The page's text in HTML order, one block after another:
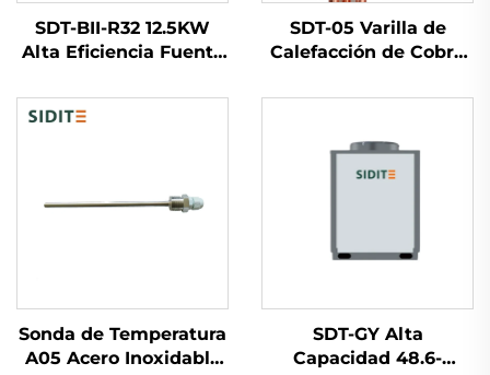
SDT-BII-R32 12.5KW
Alta Eficiencia Fuente
Bomba de Calor
Compresor Inversor
Refrigerante R32
SDT-05 Varilla de
Calefacción de Cobre
1.5KW/2KW/3KW
Calefacción Eléctrico
para Calentador Solar
Piezas
Sonda de Temperatura
A05 Acero Inoxidable
SDT-GY Alta
Capacidad 48.6-